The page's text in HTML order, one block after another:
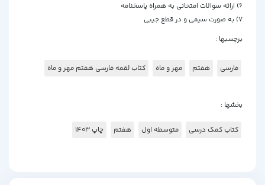
6) ارائه سوالات امتحانی به همراه پاسخنامه
7) به صورت سیمی و در قطع جیبی
برچسبها :
فارسی هفتم مهر و ماه کتاب لقمه فارسی هفتم مهر و ماه
بخشها :
کتاب کمک درسی متوسطه اول هفتم چاپ 1403